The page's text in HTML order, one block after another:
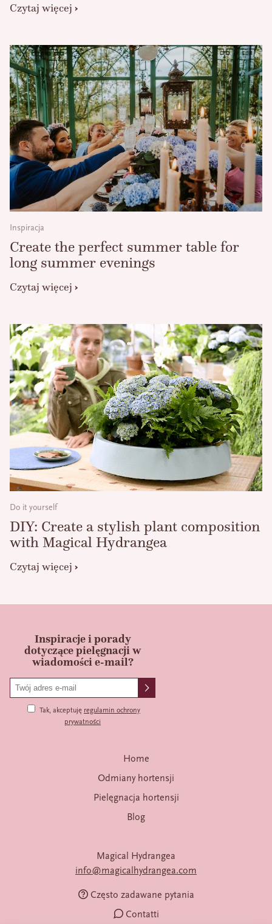
Czytaj więcej
Inspiracja
Create the perfect summer table for
long summer evenings
Czytaj więcej
Do it yourself
DIY: Create a stylish plant composition
with Magical Hydrangea
Czytaj więcej
Inspiracje i porady
dotyczące pielęgnacji w
wiadomości e-mail?
Tak, akceptuję regulamin ochrony
prywatności
Home
Odmiany hortensji
Pielęgnacja hortensji
Blog
Magical Hydrangea
info@magicalhydrangea.com
Często zadawane pytania
Contatti